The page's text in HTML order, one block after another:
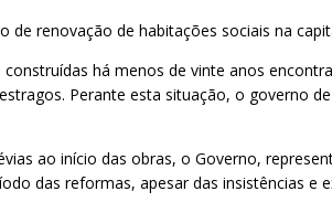
de renovação de habitações sociais na
construídas há menos de vinte anos
Perante esta situação, o governo
ao início das obras, o Governo,
das reformas, apesar das insistências e